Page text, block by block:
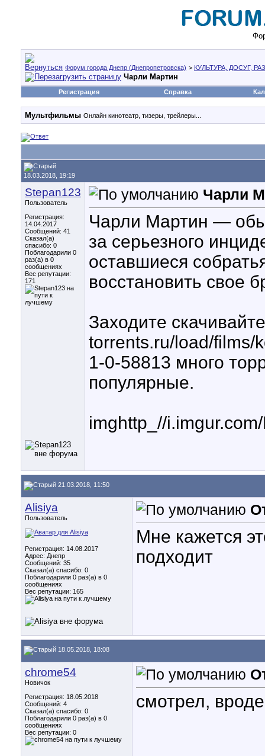
Форум города Днепр (Днепропетровска) > КУЛЬТУРА, ДОСУГ,
Чарли Мартин
Регистрация Справка
Мультфильмы Онлайн кинотеатр, тизеры, трейлеры...
18.03.2018, 19:19
Stepan123
Пользователь
Регистрация:
14.04.2017
Сообщений: 41
Сказал(а)
спасибо: 0
Поблагодарили 0
раз(а) в 0
сообщениях
Вес репутации:
171
Чарли
Чарли Мартин —
за серьезного
оставшиеся
восстановить свое
Заходите
torrents.ru/load/films/
1-0-58813 много
популярные.
imghttp_//
21.03.2018, 11:50
Alisiya
Пользователь
Регистрация: 14.08.2017
Адрес: Днепр
Сообщений: 35
Сказал(а) спасибо: 0
Поблагодарили 0 раз(а) в 0
сообщениях
Вес репутации: 165
Мне кажется
подходит
18.05.2018, 18:08
chrome54
Новичок
Регистрация: 18.05.2018
Сообщений: 4
Сказал(а) спасибо: 0
Поблагодарили 0 раз(а) в 0
сообщениях
Вес репутации: 0
смотрел,